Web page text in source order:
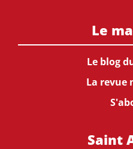
Le
Le blog
La revue
Saint